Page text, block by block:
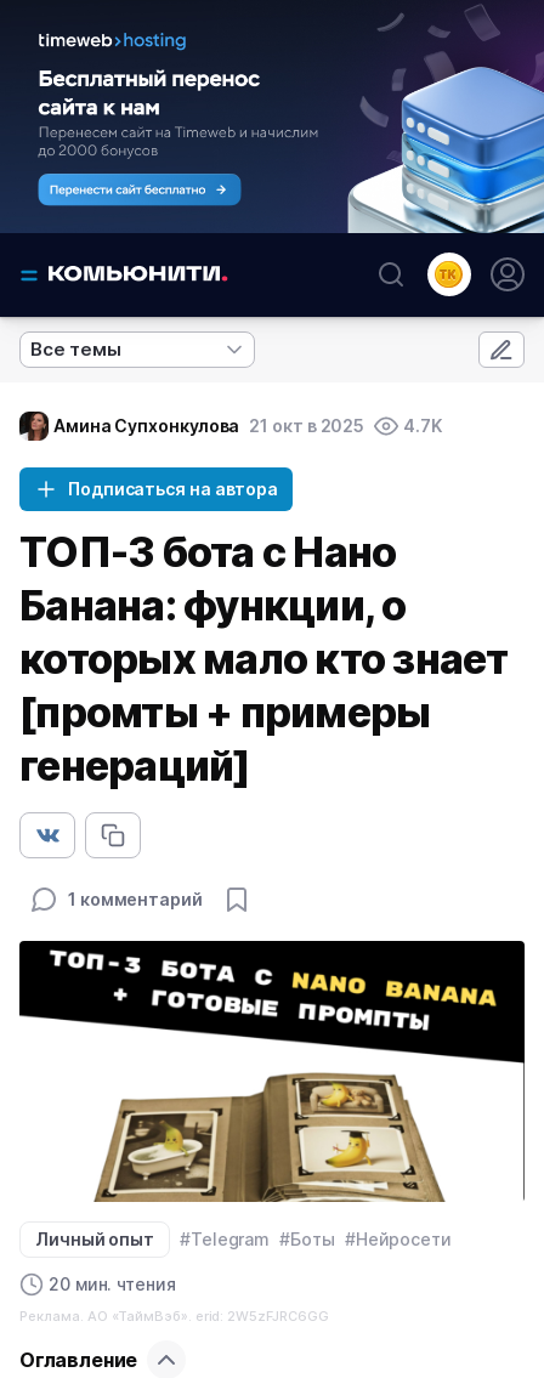
Все темы
Амина Супхонкулова 21 окт в 2025 4.7K
Подписаться на автора
ТОП-3 бота с Нано
Банана: функции, о
которых мало кто знает
[промты + примеры
генераций]
1 комментарий
Личный опыт #Telegram #Боты #Нейросети
20 мин. чтения
Реклама. АО «ТаймВэб». erid: 2W5zFJRC6GG
Оглавление